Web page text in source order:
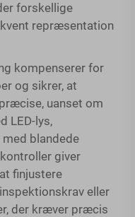
forskellige
repræsentation
kompenserer for
og sikrer, at
uanset om
LED-lys,
blandede
giver
finjustere
eller
der kræver præcis